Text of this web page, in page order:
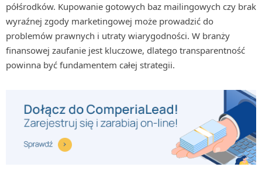
półśrodków. Kupowanie gotowych baz mailingowych czy brak
wyraźnej zgody marketingowej może prowadzić do
problemów prawnych i utraty wiarygodności. W branży
finansowej zaufanie jest kluczowe, dlatego transparentność
powinna być fundamentem całej strategii.